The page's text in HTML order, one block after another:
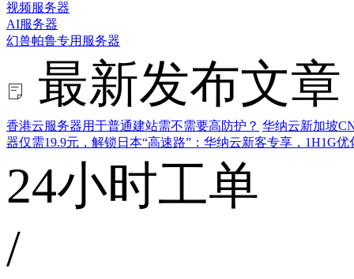
视频服务器
AI服务器
幻兽帕鲁专用服务器
最新发布文章
香港云服务器用于普通建站需不需要高防护？ 华纳云新加坡
器仅需19.9元，解锁日本“高速路”：华纳云新客专享，1H1G
24小时工单
/